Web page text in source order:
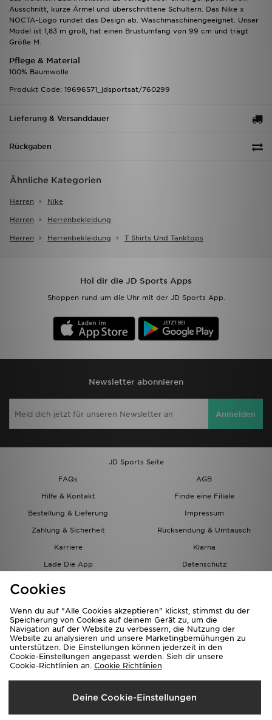
Ausschnitt, kurze Ärmel und überschnittene Schultern. Das Nike x
NOCTA-Logo rundet das Design ab. Waschmaschinengeeignet. Unser
Model ist 1,83 m groß, hat einen Brustumfang von 99 cm und trägt
Größe M.
Pflege & Material
100% Baumwolle
Produkt Code: 19696571_jdsportsat/760299
Lieferung & Versanddauer
Rückgaben
Ähnliche Kategorien
Herren Nike
Herren Herrenbekleidung
Herren Herrenbekleidung T Shirts Und Tanktops
Hol dir die JD Sports Apps
Shoppen rund um die Uhr mit der JD Sports App.
Newsletter abonnieren
Anmelden
JD Sports Seite
FAQs
AGB
Hilfe & Kontakt
Finde eine Filiale
Bestellung & Lieferung
Impressum
Zahlung & Sicherheit
Rücksendung & Umtausch
Karriere
Klarna
Lade Die App
Datenschutz
Lieferung Nach
Österreich
Cookies
Wenn du auf "Alle Cookies akzeptieren" klickst, stimmst du der
Speicherung von Cookies auf deinem Gerät zu, um die
Navigation auf der Website zu verbessern, die Nutzung der
Website zu analysieren und unsere Marketingbemühungen zu
unterstützen. Die Einstellungen können jederzeit in den
Cookie-Einstellungen angepasst werden. Sieh dir unsere
Cookie-Richtlinien an. Cookie Richtlinien
Deine Cookie-Einstellungen